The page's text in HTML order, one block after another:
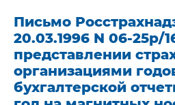
Письмо
20.03.1996 N 06-25р/
представлении
организациями
бухгалтерской